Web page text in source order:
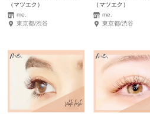
（マツエク）
me.
東京都/渋谷
（マツエク）
me.
東京都/渋谷